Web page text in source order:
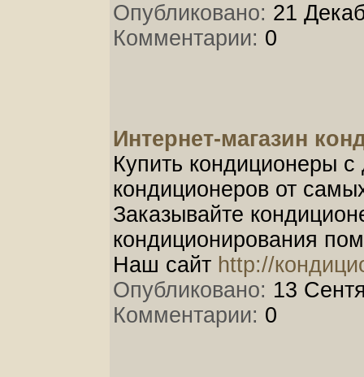
Опубликовано: 21
Комментарии: 0
Интернет-магазин
Купить кондиционеры
кондиционеров от
Заказывайте
кондиционирования
Наш сайт http://
Опубликовано: 13
Комментарии: 0